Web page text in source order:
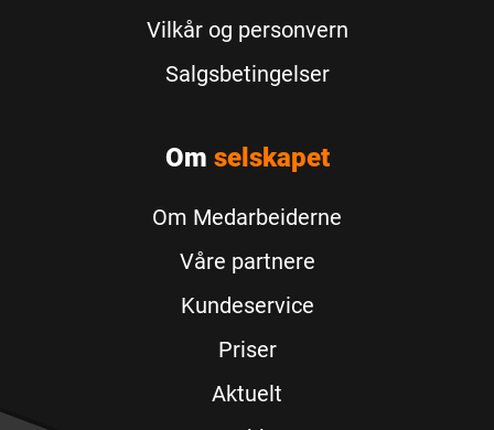
Vilkår og personvern
Salgsbetingelser
Om selskapet
Om Medarbeiderne
Våre partnere
Kundeservice
Priser
Aktuelt